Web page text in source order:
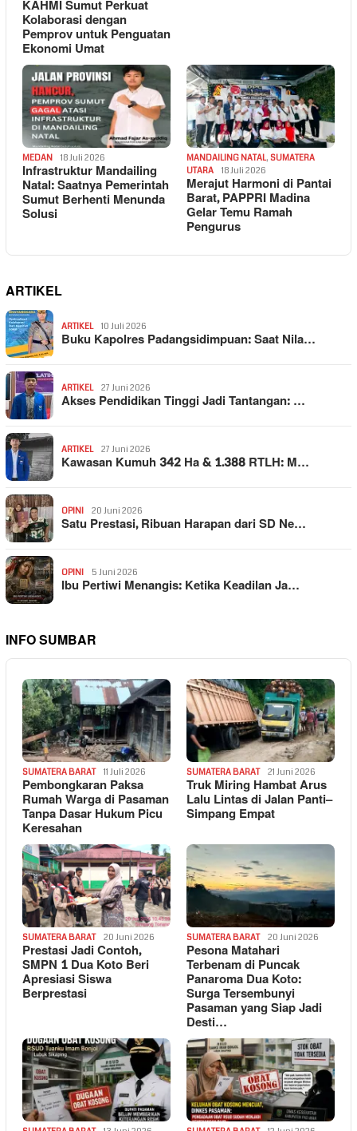
KAHMI Sumut Perkuat
Kolaborasi dengan
Pemprov untuk Penguatan
Ekonomi Umat
MEDAN 18 Juli 2026
Infrastruktur Mandailing
Natal: Saatnya Pemerintah
Sumut Berhenti Menunda
Solusi
MANDAILING NATAL, SUMATERA
UTARA
18 Juli 2026
Merajut Harmoni di Pantai
Barat, PAPPRI Madina
Gelar Temu Ramah
Pengurus
ARTIKEL
ARTIKEL 10 Juli 2026
Buku Kapolres Padangsidimpuan: Saat Nila…
ARTIKEL 27 Juni 2026
Akses Pendidikan Tinggi Jadi Tantangan: …
ARTIKEL 27 Juni 2026
Kawasan Kumuh 342 Ha & 1.388 RTLH: M…
OPINI 20 Juni 2026
Satu Prestasi, Ribuan Harapan dari SD Ne…
OPINI 5 Juni 2026
Ibu Pertiwi Menangis: Ketika Keadilan Ja…
INFO SUMBAR
SUMATERA BARAT 11 Juli 2026
Pembongkaran Paksa
Rumah Warga di Pasaman
Tanpa Dasar Hukum Picu
Keresahan
SUMATERA BARAT 21 Juni 2026
Truk Miring Hambat Arus
Lalu Lintas di Jalan Panti–
Simpang Empat
SUMATERA BARAT 20 Juni 2026
Prestasi Jadi Contoh,
SMPN 1 Dua Koto Beri
Apresiasi Siswa
Berprestasi
SUMATERA BARAT 20 Juni 2026
Pesona Matahari
Terbenam di Puncak
Panaroma Dua Koto:
Surga Tersembunyi
Pasaman yang Siap Jadi
Desti…